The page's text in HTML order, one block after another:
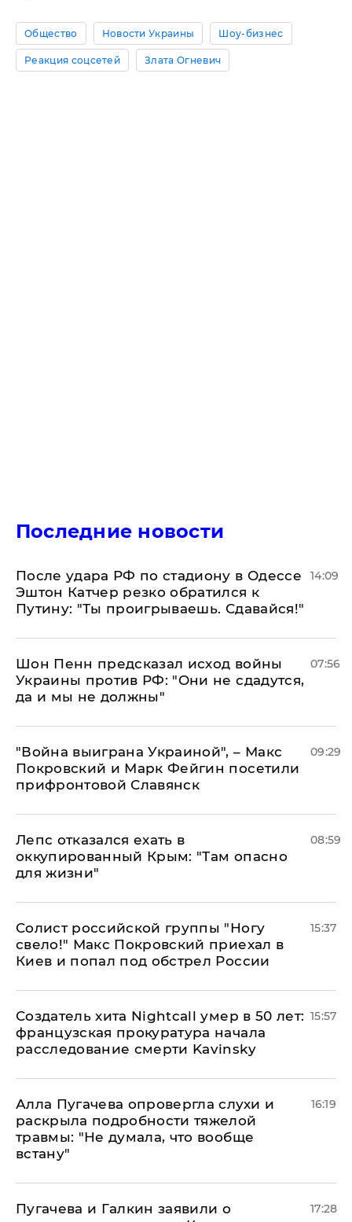
Общество Новости Украины Шоу-бизнес
Реакция соцсетей Злата Огневич
Последние новости
После удара РФ по стадиону в Одессе
Эштон Катчер резко обратился к
Путину: "Ты проигрываешь. Сдавайся!"
14:09
Шон Пенн предсказал исход войны
Украины против РФ: "Они не сдадутся,
да и мы не должны"
07:56
"Война выиграна Украиной", – Макс
Покровский и Марк Фейгин посетили
прифронтовой Славянск
09:29
Лепс отказался ехать в
оккупированный Крым: "Там опасно
для жизни"
08:59
Солист российской группы "Ногу
свело!" Макс Покровский приехал в
Киев и попал под обстрел России
15:37
Создатель хита Nightcall умер в 50 лет:
французская прокуратура начала
расследование смерти Kavinsky
15:57
Алла Пугачева опровергла слухи и
раскрыла подробности тяжелой
травмы: "Не думала, что вообще
встану"
16:19
Пугачева и Галкин заявили о
17:28